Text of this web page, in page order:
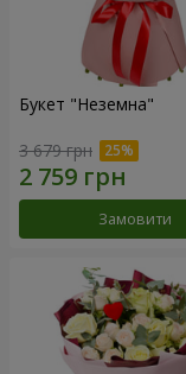
Букет "Неземна"
3 679 грн
Замовити